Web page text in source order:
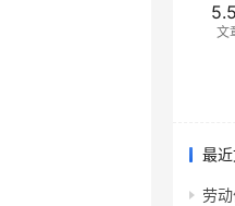
文
最
劳